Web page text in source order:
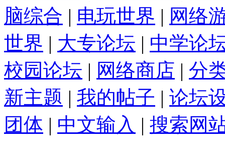
脑综合 | 电玩世界 | 网络
世界 | 大专论坛 | 中学论
校园论坛 | 网络商店 | 分
新主题 | 我的帖子 | 论坛
团体 | 中文输入 | 搜索网